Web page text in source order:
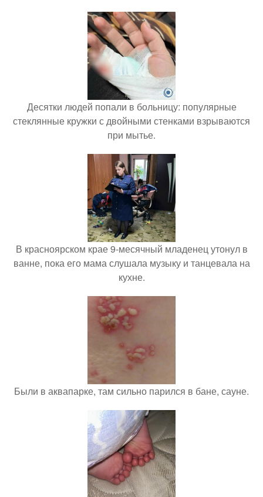
Десятки людей попали в больницу: популярные
стеклянные кружки с двойными стенками взрываются
при мытье.
В красноярском крае 9-месячный младенец утонул в
ванне, пока его мама слушала музыку и танцевала на
кухне.
Были в аквапарке, там сильно парился в бане, сауне.